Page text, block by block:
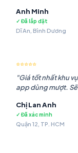
Anh Minh
✓ Đã lắp đặt
Dĩ An, Bình Dương
⭐⭐⭐⭐⭐
"Giá tốt nhất khu
app dùng mượt.
Chị Lan Anh
✓ Đã xác minh
Quận 12, TP. HCM